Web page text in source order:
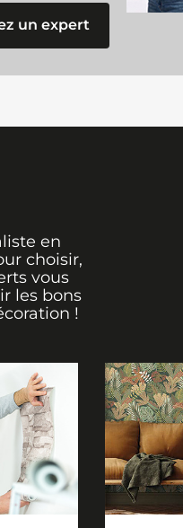
un expert
en
choisir,
vous
les bons
!